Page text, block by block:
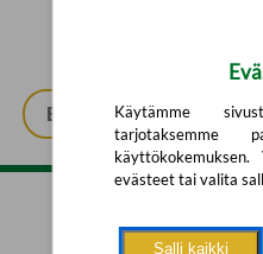
Tarkennettu
Käytämme
tarjotaksemme
evästeet tai valita
Salli kaikki